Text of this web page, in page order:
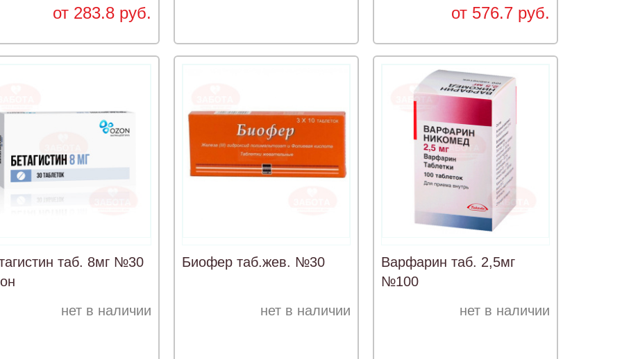
от 283.8 руб. от 576.7 руб.
таб. 8мг №30
нет в наличии
Биофер таб.жев. №30
нет в наличии
Варфарин таб. 2,5мг
№100
нет в наличии